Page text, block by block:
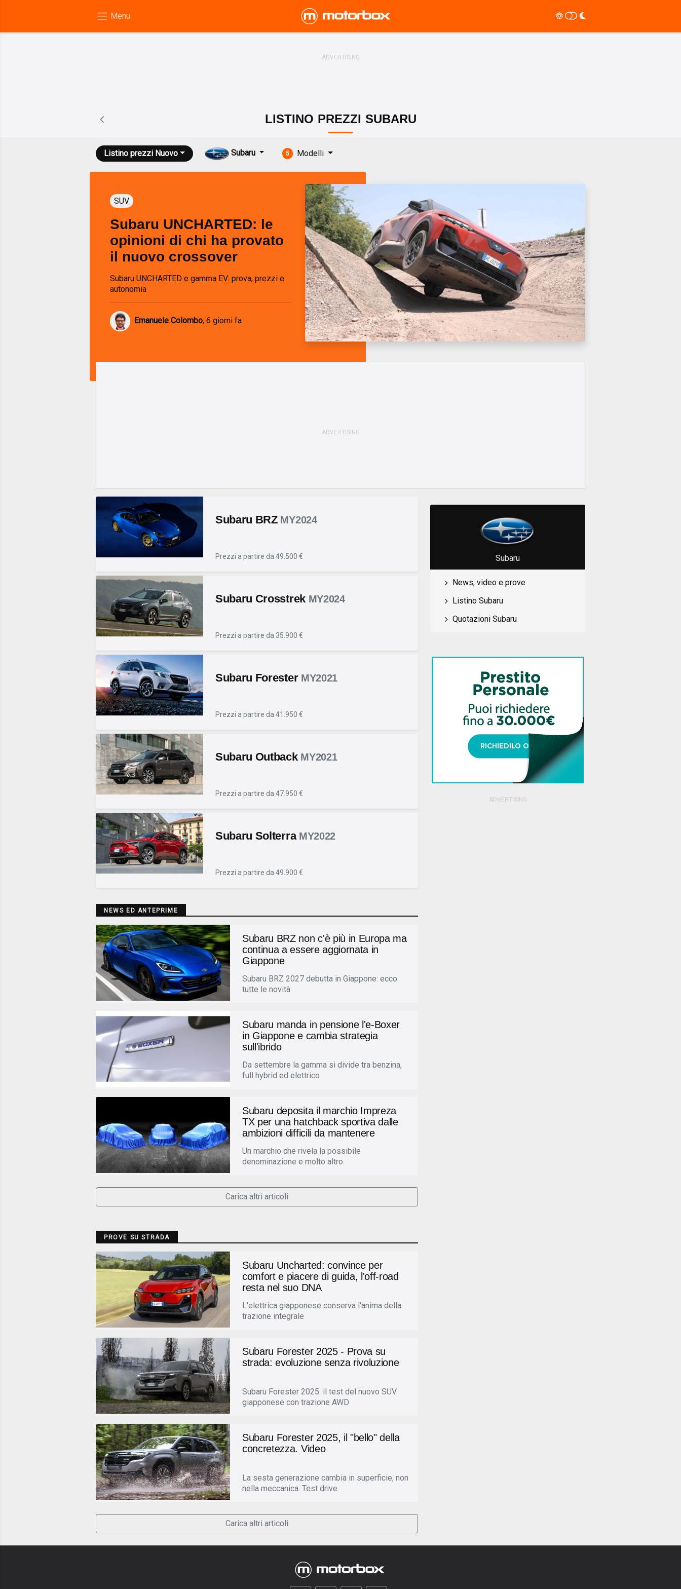
LISTINO PREZZI SUBARU
Listino prezzi Nuovo Subaru 5 Modelli
SUV
Subaru UNCHARTED: le
opinioni di chi ha provato
il nuovo crossover
Subaru UNCHARTED e gamma EV: prova, prezzi e
autonomia
Emanuele Colombo, 6 giorni fa
Subaru BRZ MY2024
Prezzi a partire da 49.500 €
Subaru Crosstrek MY2024
Prezzi a partire da 35.900 €
Subaru Forester MY2021
Prezzi a partire da 41.950 €
Subaru Outback MY2021
Prezzi a partire da 47.950 €
Subaru Solterra MY2022
Prezzi a partire da 49.900 €
NEWS ED ANTEPRIME
Subaru BRZ non c'è più in Europa ma
continua a essere aggiornata in
Giappone
Subaru BRZ 2027 debutta in Giappone: ecco
tutte le novità
Subaru manda in pensione l'e-Boxer
in Giappone e cambia strategia
sull'ibrido
Da settembre la gamma si divide tra benzina,
full hybrid ed elettrico
Subaru deposita il marchio Impreza
TX per una hatchback sportiva dalle
ambizioni difficili da mantenere
Un marchio che rivela la possibile
denominazione e molto altro.
Carica altri articoli
PROVE SU STRADA
Subaru Uncharted: convince per
comfort e piacere di guida, l'off-road
resta nel suo DNA
L'elettrica giapponese conserva l'anima della
trazione integrale
Subaru Forester 2025 - Prova su
strada: evoluzione senza rivoluzione
Subaru Forester 2025: il test del nuovo SUV
giapponese con trazione AWD
Subaru Forester 2025, il "bello" della
concretezza. Video
La sesta generazione cambia in superficie, non
nella meccanica. Test drive
Carica altri articoli
Subaru
News, video e prove
Listino Subaru
Quotazioni Subaru